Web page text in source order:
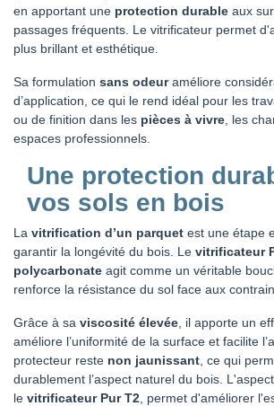
en apportant une protection durable aux
passages fréquents. Le vitrificateur permet
plus brillant et esthétique.
Sa formulation sans odeuraméliore
d’application, ce qui le rend idéal pour les
ou de finition dans les pièces à vivre , les
espaces professionnels.
Une protection
vos sols en bois
La vitrification d’un parquet est une étape
garantir la longévité du bois. Le vitrificateur
polycarbonate agit comme un véritable
renforce la résistance du sol face aux
Grâce à sa viscosité élevée , il apporte un
améliore l’uniformité de la surface et facilite
protecteur reste non jaunissant , ce qui
durablement l’aspect naturel du bois.
le vitrificateur Pur T2 , permet d'améliorer